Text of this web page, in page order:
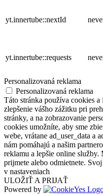
yt.innertube::nextId
yt.innertube::requests
Personalizovaná reklama
Personalizovaná reklama
Táto stránka používa cookies
zlepšenie vášho zážitku pri
stránky, a na zobrazovanie
cookies umožníte, aby sme
webe, vrátane ad_user_data a
nám pomáhajú a našim
reklamu a lepšie online
prijmete alebo odmietnete.
v nastaveniach
ULOŽIŤ A PRIJAŤ
Powered by